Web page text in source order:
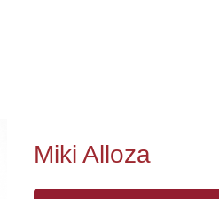
Miki Alloza